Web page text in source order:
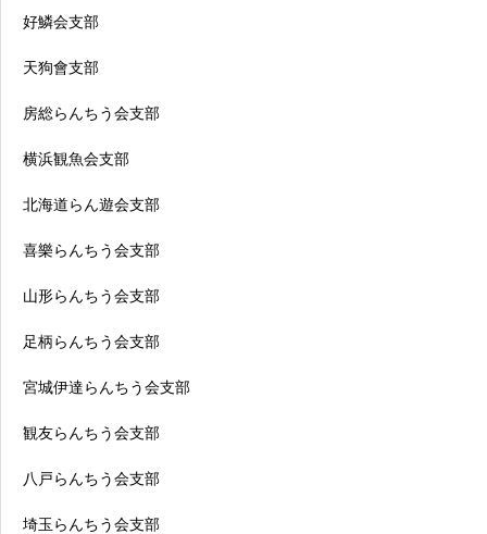
好鱗会支部
天狗會支部
房総らんちう会支部
横浜観魚会支部
北海道らん遊会支部
喜樂らんちう会支部
山形らんちう会支部
足柄らんちう会支部
宮城伊達らんちう会支部
観友らんちう会支部
八戸らんちう会支部
埼玉らんちう会支部